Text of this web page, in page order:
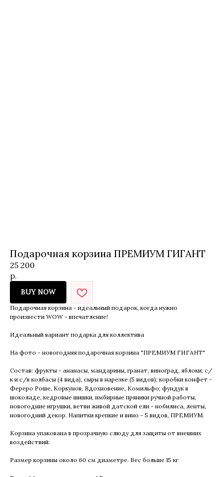
Подарочная корзина ПРЕМИУМ ГИГАНТ
25 200
р.
BUY NOW
Подарочная корзина - идеальный подарок, когда нужно
произвести WOW - впечатление!
Идеальный вариант подарка для коллектива
На фото - новогодняя подарочная корзина "ПРЕМИУМ ГИГАНТ"
Состав: фрукты - ананасы, мандарины, гранат, виноград, яблоки; с/
к и с/в колбасы (4 вида), сыры в нарезке (5 видов); коробки конфет -
Фереро Роше, Коркунов, Вдохновение, Комильфо; фундук в
шоколаде, кедровые шишки, имбирные пряники ручной работы,
новогодние игрушки, ветви живой датской ели - нобилиса, ленты,
новогодний декор. Напитки крепкие и вино - 5 видов, ПРЕМИУМ.
Корзина упакована в прозрачную слюду для защиты от внешних
воздействий.
Размер корзины около 60 см диаметре. Вес больше 15 кг